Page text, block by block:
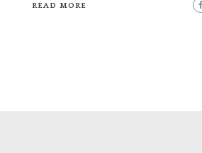
READ MORE